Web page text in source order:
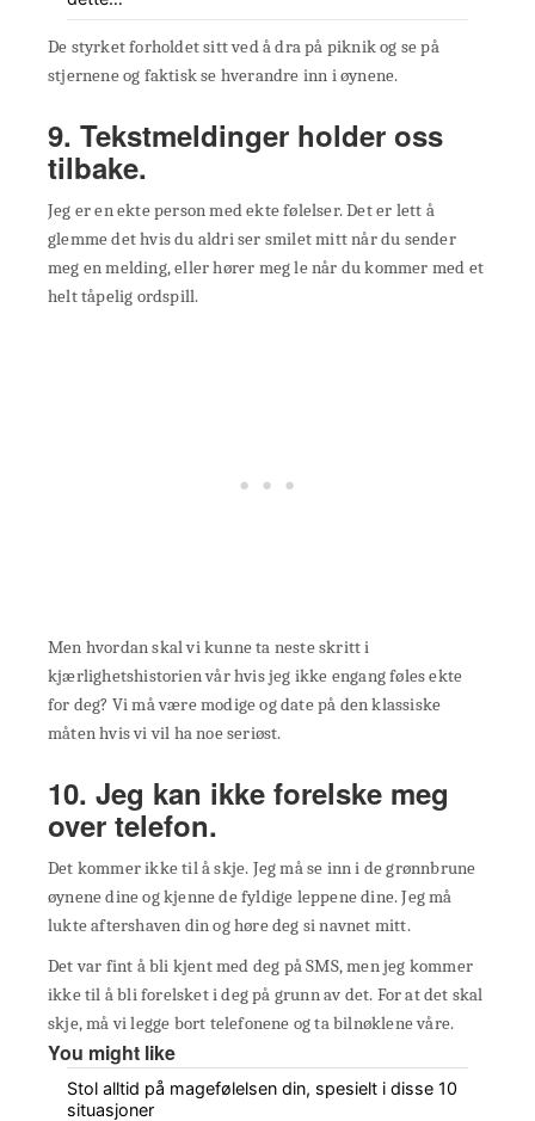
De styrket forholdet sitt ved å dra på piknik og se på
stjernene og faktisk se hverandre inn i øynene.
9. Tekstmeldinger holder oss
tilbake.
Jeg er en ekte person med ekte følelser. Det er lett å
glemme det hvis du aldri ser smilet mitt når du sender
meg en melding, eller hører meg le når du kommer med et
helt tåpelig ordspill.
Men hvordan skal vi kunne ta neste skritt i
kjærlighetshistorien vår hvis jeg ikke engang føles ekte
for deg? Vi må være modige og date på den klassiske
måten hvis vi vil ha noe seriøst.
10. Jeg kan ikke forelske meg
over telefon.
Det kommer ikke til å skje. Jeg må se inn i de grønnbrune
øynene dine og kjenne de fyldige leppene dine. Jeg må
lukte aftershaven din og høre deg si navnet mitt.
Det var fint å bli kjent med deg på SMS, men jeg kommer
ikke til å bli forelsket i deg på grunn av det. For at det skal
skje, må vi legge bort telefonene og ta bilnøklene våre.
You might like
Stol alltid på magefølelsen din, spesielt i disse 10
situasjoner